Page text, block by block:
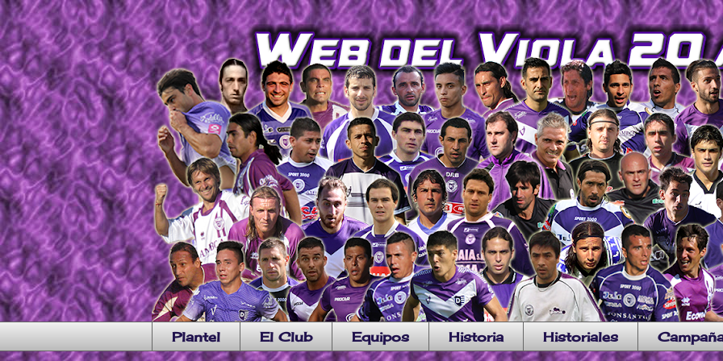
Plantel El Club Equipos Historia Historiales